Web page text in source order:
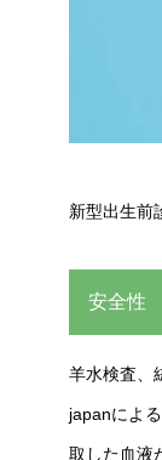
新型出生前
安全性
羊水検査、
japanによ
取した血液